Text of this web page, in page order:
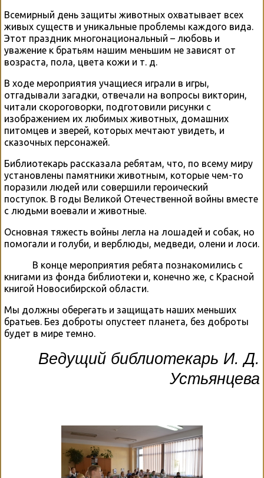
Всемирный день защиты животных охватывает всех
живых существ и уникальные проблемы каждого вида.
Этот праздник многонациональный – любовь и
уважение к братьям нашим меньшим не зависят от
возраста, пола, цвета кожи и т. д.
В ходе мероприятия учащиеся играли в игры,
отгадывали загадки, отвечали на вопросы викторин,
читали скороговорки, подготовили рисунки с
изображением их любимых животных, домашних
питомцев и зверей, которых мечтают увидеть, и
сказочных персонажей.
Библиотекарь рассказала ребятам, что, по всему миру
установлены памятники животным, которые чем-то
поразили людей или совершили героический
поступок. В годы Великой Отечественной войны вместе
с людьми воевали и животные.
Основная тяжесть войны легла на лошадей и собак, но
помогали и голуби, и верблюды, медведи, олени и лоси.
В конце мероприятия ребята познакомились с
книгами из фонда библиотеки и, конечно же, с Красной
книгой Новосибирской области.
Мы должны оберегать и защищать наших меньших
братьев. Без доброты опустеет планета, без доброты
будет в мире темно.
Ведущий библиотекарь И. Д.
Устьянцева